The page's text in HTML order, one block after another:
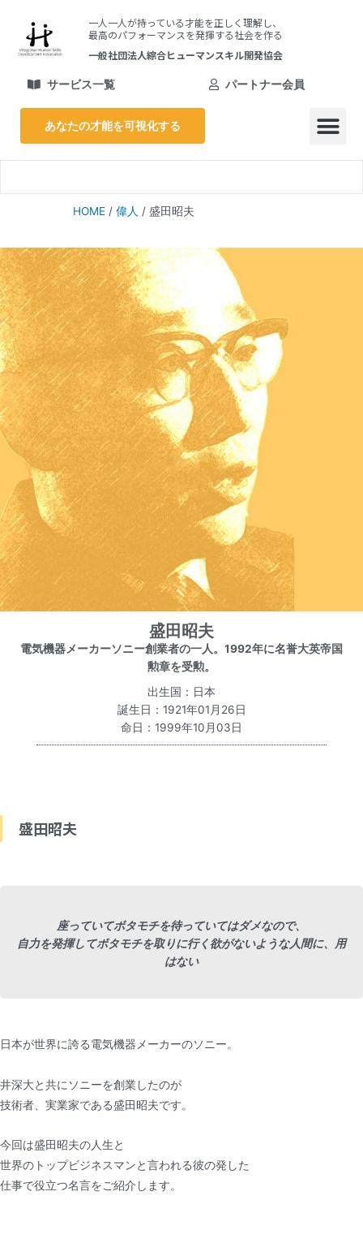
一人一人が持っている才能を正しく理解し、
最高のパフォーマンスを発揮する社会を作る
一般社団法人綜合ヒューマンスキル開発協会
サービス一覧 パートナー会員
あなたの才能を可視化する
HOME / 偉人 / 盛田昭夫
盛田昭夫
電気機器メーカーソニー創業者の一人。1992年に名誉大英帝国
勲章を受勲。
出生国：日本
誕生日：1921年01月26日
命日：1999年10月03日
盛田昭夫
座っていてボタモチを待っていてはダメなので、
自力を発揮してボタモチを取りに行く欲がないような人間に、用
はない
日本が世界に誇る電気機器メーカーのソニー。
井深大と共にソニーを創業したのが
技術者、実業家である盛田昭夫です。
今回は盛田昭夫の人生と
世界のトップビジネスマンと言われる彼の発した
仕事で役立つ名言をご紹介します。